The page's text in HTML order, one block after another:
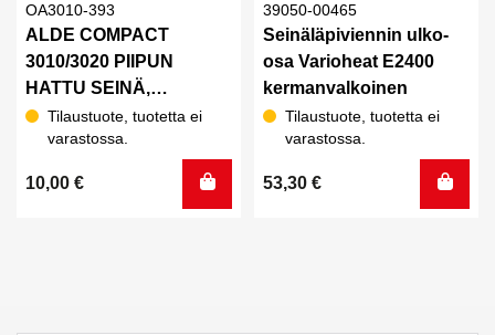
OA3010-393
ALDE COMPACT
3010/3020 PIIPUN
HATTU SEINÄ,
Keskiharmaa
Tilaustuote, tuotetta ei
varastossa.
10,00 €
39050-00465
Seinäläpiviennin ulko-
osa Varioheat E2400
kermanvalkoinen
Tilaustuote, tuotetta ei
varastossa.
53,30 €